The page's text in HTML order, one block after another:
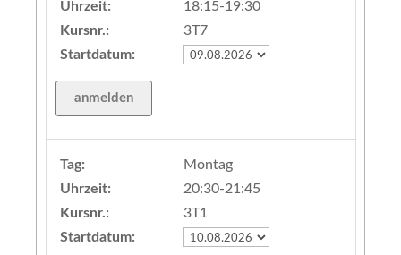
Uhrzeit:
18:15-19:30
Kursnr.:
3T7
Startdatum:
Tag:
Montag
Uhrzeit:
20:30-21:45
Kursnr.:
3T1
Startdatum: